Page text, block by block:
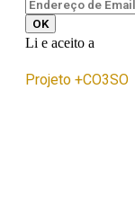
Li e aceito a
Projeto +CO3SO